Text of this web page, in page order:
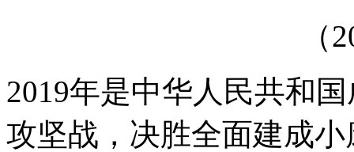
（
2019年是中华人民共和
攻坚战，决胜全面建成